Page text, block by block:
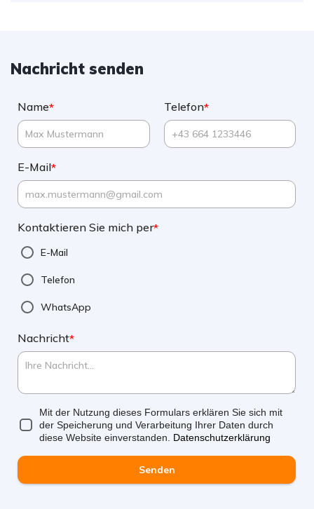
Nachricht senden
Name* Telefon*
E-Mail*
Kontaktieren Sie mich per*
E-Mail
Telefon
WhatsApp
Nachricht*
Mit der Nutzung dieses Formulars erklären Sie sich mit
der Speicherung und Verarbeitung Ihrer Daten durch
diese Website einverstanden. Datenschutzerklärung
Senden